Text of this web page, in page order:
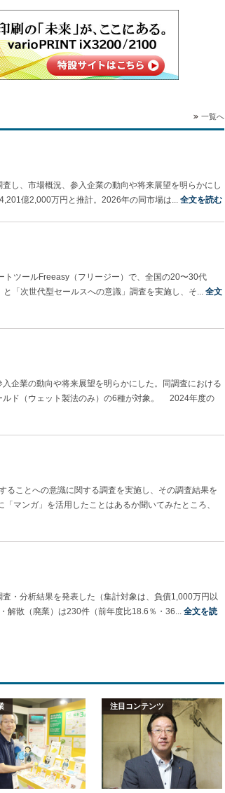
一覧へ
し、市場概況、参入企業の動向や将来展望を明らかにし
億2,000万円と推計。2026年の同市場は... 全文を読む
トツールFreeasy（フリージー）で、全国の20〜30代
「次世代型セールスへの意識」調査を実施し、そ... 全文
企業の動向や将来展望を明らかにした。同調査における
ルド（ウェット製法のみ）の6種が対象。 2024年度の
ることへの意識に関する調査を実施し、その調査結果を
マンガ」を活用したことはあるか聞いてみたところ、
・分析結果を発表した（集計対象は、負債1,000万円以
散（廃業）は230件（前年度比18.6％・36... 全文を読
注目コンテンツ